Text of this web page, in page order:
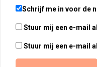
Schrijf me in voor de
Stuur mij een e-mail
Stuur mij een e-mail